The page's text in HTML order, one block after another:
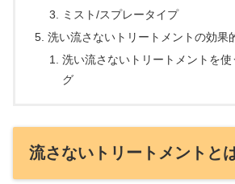
ミスト/スプレータイプ
洗い流さないトリートメントの効果
洗い流さないトリートメントを
グ
流さないトリートメントと